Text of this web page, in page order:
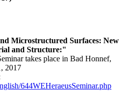
Microstructured Surfaces: New
and Structure:"
takes place in Bad Honnef,
2017
644WEHeraeusSeminar.php